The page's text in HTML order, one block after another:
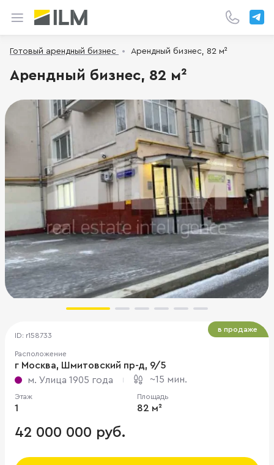
Готовый арендный бизнес Арендный бизнес, 82 м²
Арендный бизнес, 82 м²
ID: r158733
Расположение
г Москва, Шмитовский пр-д, 9/5
м. Улица 1905 года
~15 мин.
Этаж
1
Площадь
82 м²
42 000 000 руб.
в продаже